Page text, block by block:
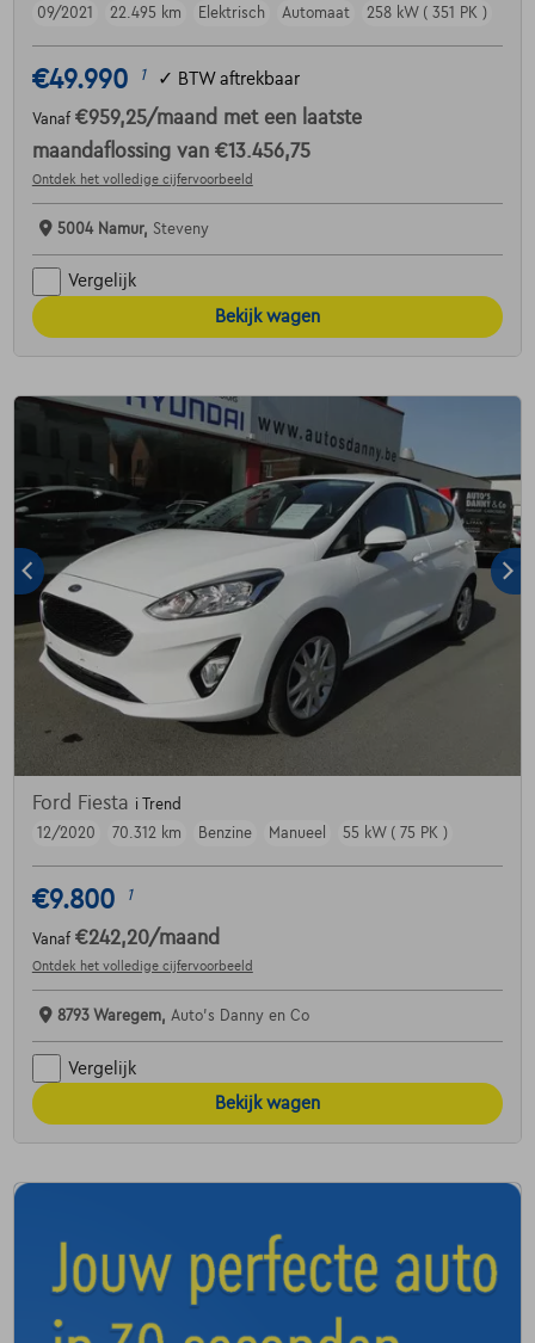
09/2021
22.495 km Elektrisch Automaat 258 kW ( 351 PK )
€49.990 1 ✓ BTW aftrekbaar
Vanaf €959,25/maand met een laatste
maandaflossing van €13.456,75
Ontdek het volledige cijfervoorbeeld
5004 Namur, Steveny
Vergelijk
Bekijk wagen
Ford Fiesta i Trend
12/2020
70.312 km Benzine Manueel 55 kW ( 75 PK )
€9.800 1
Vanaf €242,20/maand
Ontdek het volledige cijfervoorbeeld
8793 Waregem, Auto's Danny en Co
Vergelijk
Bekijk wagen